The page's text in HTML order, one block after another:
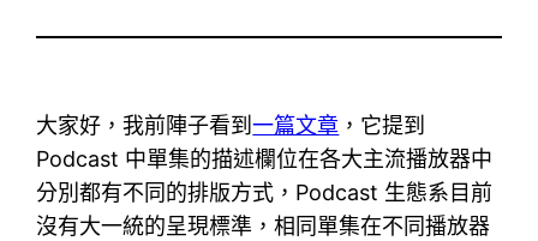
大家好，我前陣子看到一篇文章 ，它提到
Podcast 中單集的描述欄位在各大主流播放器中
分別都有不同的排版方式，Podcast 生態系目前
沒有大一統的呈現標準，相同單集在不同播放器